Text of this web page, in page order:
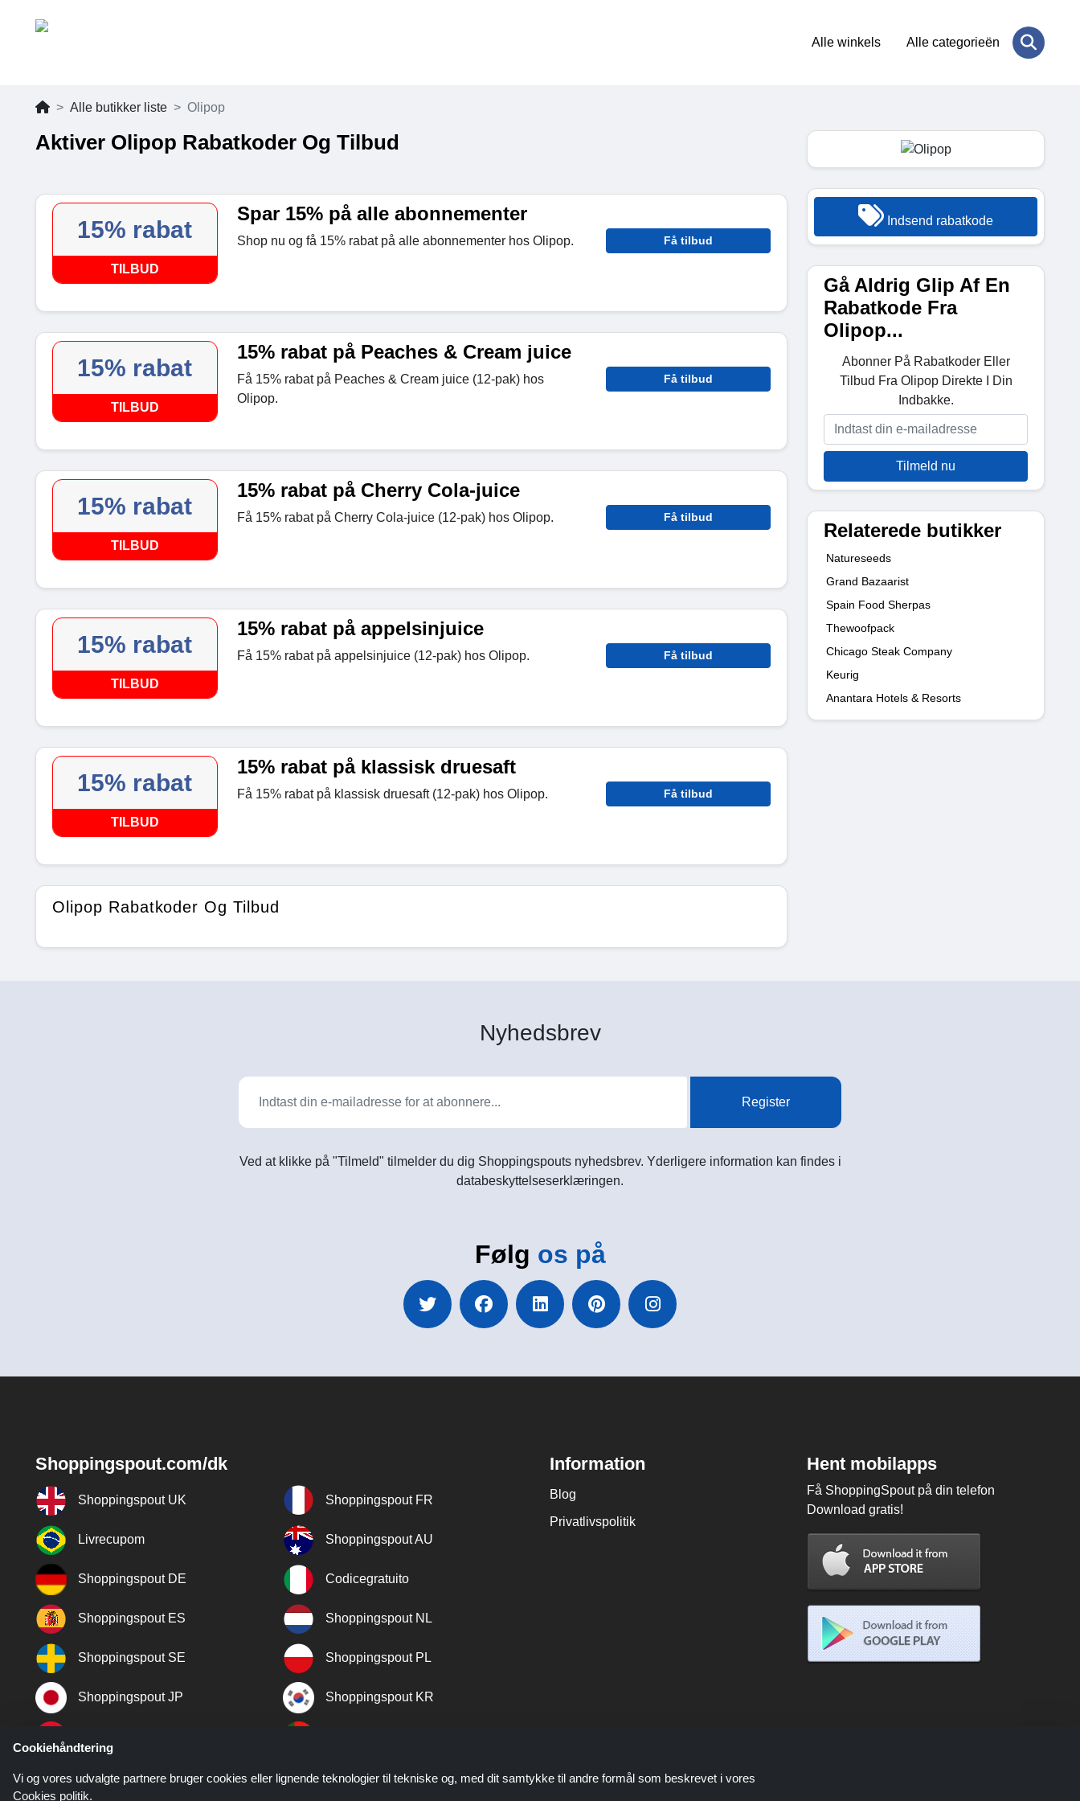
Alle winkels Alle categorieën
Alle butikker liste Olipop
Aktiver Olipop Rabatkoder Og Tilbud
15% rabat
TILBUD
Spar 15% på alle abonnementer
Shop nu og få 15% rabat på alle abonnementer hos Olipop. Få tilbud
15% rabat
TILBUD
15% rabat på Peaches & Cream juice
Få 15% rabat på Peaches & Cream juice (12-pak) hos
Olipop.
Få tilbud
15% rabat
TILBUD
15% rabat på Cherry Cola-juice
Få 15% rabat på Cherry Cola-juice (12-pak) hos Olipop. Få tilbud
15% rabat
TILBUD
15% rabat på appelsinjuice
Få 15% rabat på appelsinjuice (12-pak) hos Olipop. Få tilbud
15% rabat
TILBUD
15% rabat på klassisk druesaft
Få 15% rabat på klassisk druesaft (12-pak) hos Olipop. Få tilbud
Olipop Rabatkoder Og Tilbud
Indsend rabatkode
Gå Aldrig Glip Af En
Rabatkode Fra
Olipop...
Abonner På Rabatkoder Eller
Tilbud Fra Olipop Direkte I Din
Indbakke.
Tilmeld nu
Relaterede butikker
Natureseeds
Grand Bazaarist
Spain Food Sherpas
Thewoofpack
Chicago Steak Company
Keurig
Anantara Hotels & Resorts
Nyhedsbrev
Register
Ved at klikke på "Tilmeld" tilmelder du dig Shoppingspouts nyhedsbrev. Yderligere information kan findes i
databeskyttelseserklæringen.
Følg os på
Shoppingspout.com/dk
Shoppingspout UK Shoppingspout FR
Livrecupom Shoppingspout AU
Shoppingspout DE Codicegratuito
Shoppingspout ES Shoppingspout NL
Shoppingspout SE Shoppingspout PL
Shoppingspout JP Shoppingspout KR
Shoppingspout NO
Information
Blog
Privatlivspolitik
Hent mobilapps
Få ShoppingSpout på din telefon
Download gratis!
Cookiehåndtering
Vi og vores udvalgte partnere bruger cookies eller lignende teknologier til tekniske og, med dit samtykke til andre formål som beskrevet i vores
Cookies politik.